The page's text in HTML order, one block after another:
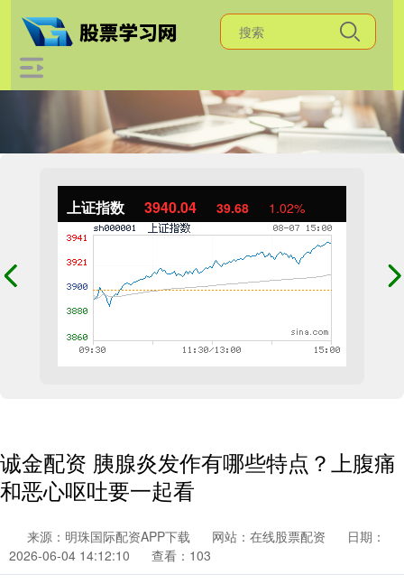
上证指数 3940.04 39.68 1.02%
诚金配资 胰腺炎发作有哪些特点？上腹痛
和恶心呕吐要一起看
来源：明珠国际配资APP下载 网站：在线股票配资
日期：
2026-06-04 14:12:10
查看：103